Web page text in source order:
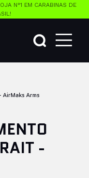
N°1 EM CARABINAS DE
Arms
-